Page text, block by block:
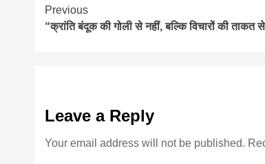
Continue
Reading
Previous
“क्रांति बंदूक की गोली से नहीं, बल्कि विचारों की ताकत
Leave a Reply
Your email address will not be published.